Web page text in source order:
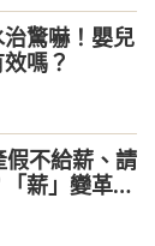
驚嚇！嬰兒
嗎？
不給薪、請
薪」變革最